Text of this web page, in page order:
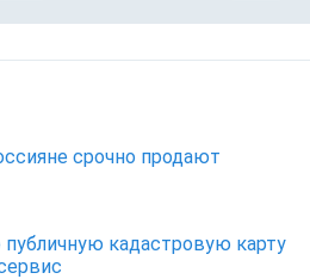
срочно продают
кадастровую карту